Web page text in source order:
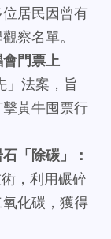
居民因曾有
察名單。
會門票上
」法案，旨
黃牛囤票行
「除碳」：
，利用碾碎
化碳，獲得